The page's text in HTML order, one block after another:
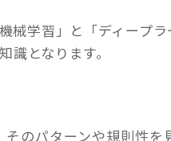
学習」と「ディープ
となります。
のパターンや規則性を